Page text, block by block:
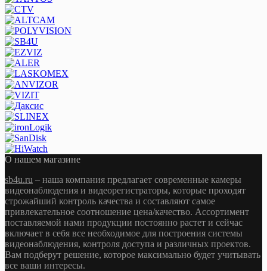
О нашем магазине
sb4u.ru – наша компания предлагает современные камеры
видеонаблюдения и видеорегистраторы, которые проходят
строжайший контроль качества и составляют самое
привлекательное соотношение цена/качество. Ассортимент
поставляемой нами продукции постоянно растет и сейчас
включает в себя все необходимое для построения системы
видеонаблюдения, контроля доступа и различных проектов.
Вам подберут решение, которое максимально будет учитывать
все ваши интересы.